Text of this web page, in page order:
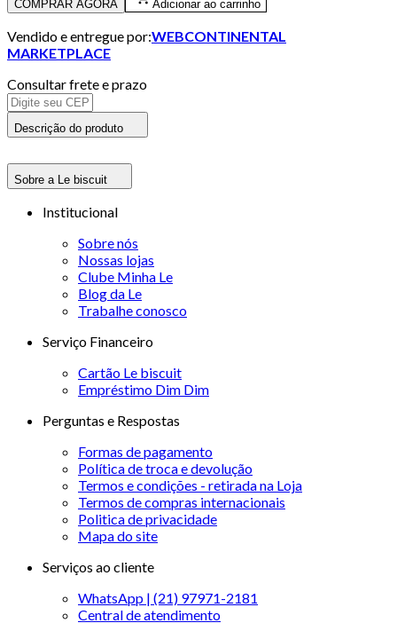
COMPRAR AGORA Adicionar ao carrinho
Vendido e entregue por:WEBCONTINENTAL
MARKETPLACE
Consultar frete e prazo
Descrição do produto
Sobre a Le biscuit
Institucional
Sobre nós
Nossas lojas
Clube Minha Le
Blog da Le
Trabalhe conosco
Serviço Financeiro
Cartão Le biscuit
Empréstimo Dim Dim
Perguntas e Respostas
Formas de pagamento
Política de troca e devolução
Termos e condições - retirada na Loja
Termos de compras internacionais
Politica de privacidade
Mapa do site
Serviços ao cliente
WhatsApp | (21) 97971-2181
Central de atendimento